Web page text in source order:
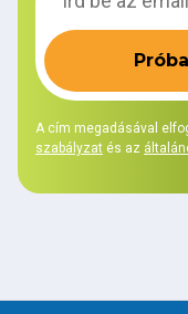
A cím megadásával
szabályzat és az